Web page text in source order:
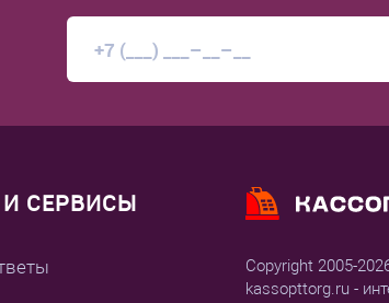
СЕРВИСЫ
Copyright 2005-
kassopttorg.ru -